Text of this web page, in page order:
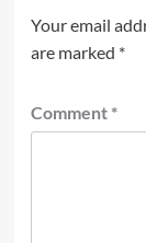
Your email
are marked *
Comment *